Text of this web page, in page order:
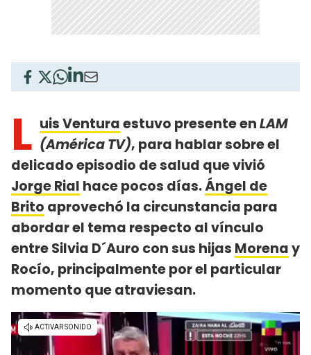
L uis Venturaestuvo presente enLAM
(América TV), para hablar sobre el
delicado episodio de salud que vivió
Jorge Rial hace pocos días.Ángel de
Brito aprovechó la circunstancia para
abordar el tema respecto al vínculo
entre Silvia D´Auro con sus hijas Morenay
Rocío, principalmente por el particular
momento que atraviesan.